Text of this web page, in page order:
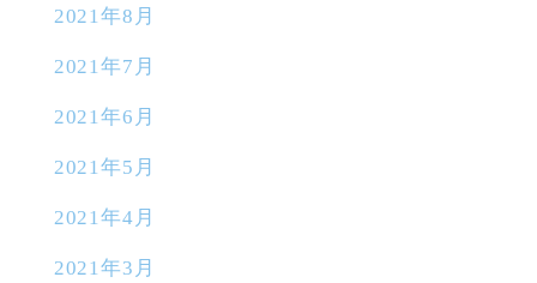
2021年8月
2021年7月
2021年6月
2021年5月
2021年4月
2021年3月